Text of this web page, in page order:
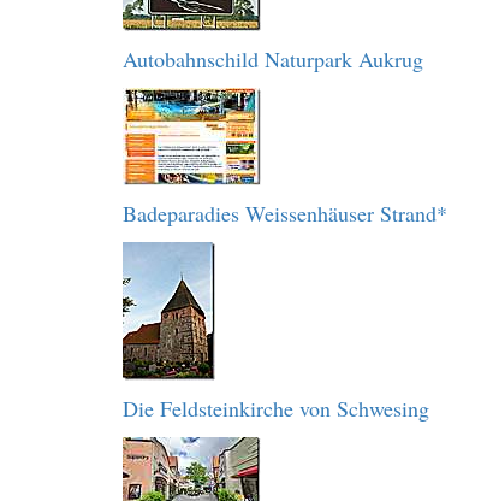
Autobahnschild Naturpark Aukrug
Badeparadies Weissenhäuser Strand*
Die Feldsteinkirche von Schwesing